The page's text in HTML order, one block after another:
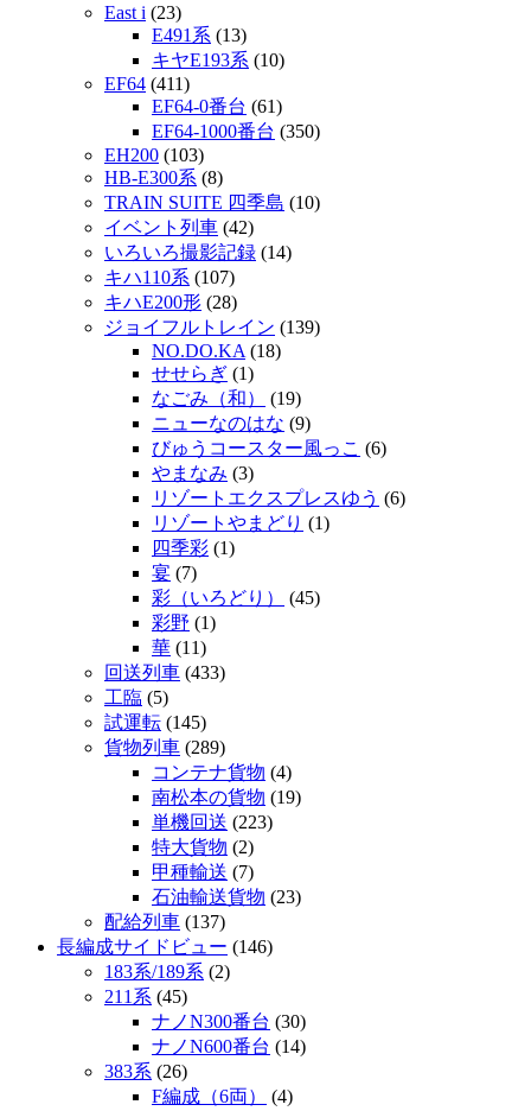
East i (23)
E491系 (13)
キヤE193系 (10)
EF64 (411)
EF64-0番台 (61)
EF64-1000番台 (350)
EH200 (103)
HB-E300系 (8)
TRAIN SUITE 四季島 (10)
イベント列車 (42)
いろいろ撮影記録 (14)
キハ110系 (107)
キハE200形 (28)
ジョイフルトレイン (139)
NO.DO.KA (18)
せせらぎ (1)
なごみ（和）
(19)
ニューなのはな (9)
びゅうコースター風っこ (6)
やまなみ (3)
リゾートエクスプレスゆう (6)
リゾートやまどり (1)
四季彩 (1)
宴 (7)
彩（いろどり）
(45)
彩野 (1)
華 (11)
回送列車 (433)
工臨 (5)
試運転 (145)
貨物列車 (289)
コンテナ貨物 (4)
南松本の貨物 (19)
単機回送 (223)
特大貨物 (2)
甲種輸送 (7)
石油輸送貨物 (23)
配給列車 (137)
長編成サイドビュー (146)
183系/189系 (2)
211系 (45)
ナノN300番台 (30)
ナノN600番台 (14)
383系 (26)
F編成（6両）
(4)